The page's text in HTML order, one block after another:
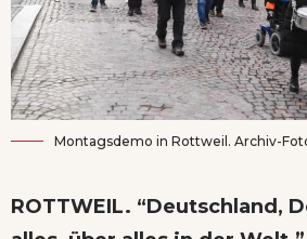
Montagsdemo in Rottweil. Archiv-
ROTTWEIL. “Deutschland,